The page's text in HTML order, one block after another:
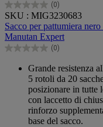
(0)
0.0
su
5
stelle.
SKU : MIG3230683
Sacco per pattumiera
Manutan Expert
(0)
0.0
Grande resistenza
5 rotoli da 20
posizionare in tutte
con laccetto di
rinforzo
base del sacco.